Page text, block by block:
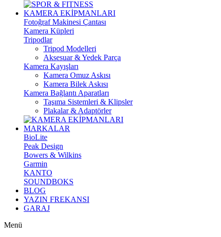
KAMERA EKİPMANLARI
Fotoğraf Makinesi Çantası
Kamera Küpleri
Tripodlar
Tripod Modelleri
Aksesuar & Yedek Parça
Kamera Kayışları
Kamera Omuz Askısı
Kamera Bilek Askısı
Kamera Bağlantı Aparatları
Taşıma Sistemleri & Klipsler
Plakalar & Adaptörler
MARKALAR
BioLite
Peak Design
Bowers & Wilkins
Garmin
KANTO
SOUNDBOKS
BLOG
YAZIN FREKANSI
GARAJ
Menü